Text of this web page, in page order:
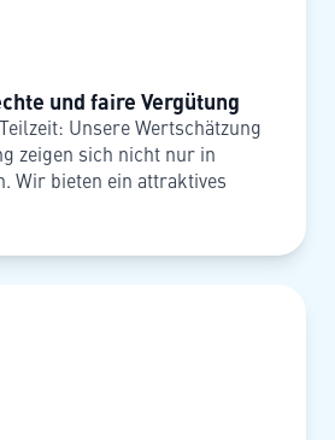
und faire Vergütung
Unsere Wertschätzung
zeigen sich nicht nur in
Wir bieten ein attraktives